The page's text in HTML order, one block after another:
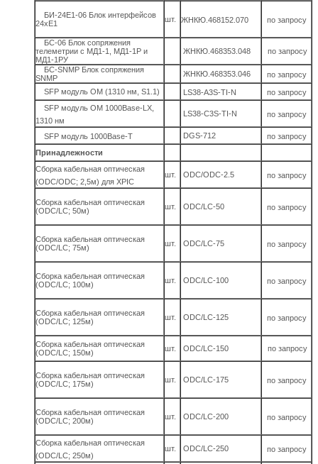
БИ-24Е1-06 Блок интерфейсов
24хЕ1
шт. ЖНКЮ.468152.070 по запросу
БС-06 Блок сопряжения
телеметрии с МД1-1, МД1-1Р и
МД1-1РУ
ЖНКЮ.468353.048 по запросу
БС-SNMP Блок сопряжения
SNMP
ЖНКЮ.468353.046
по запросу
SFP модуль ОМ (1310 нм, S1.1)
LS38-A3S-TI-N
по запросу
SFP модуль ОМ 1000Base-LX,
1310 нм
LS38-C3S-TI-N по запросу
SFP модуль 1000Base-T DGS-712
по запросу
Принадлежности
Сборка кабельная оптическая
(ODC/ODC; 2,5м) для XPIC
шт. ODC/ODC-2.5 по запросу
Сборка кабельная оптическая
(ODC/LC; 50м)
шт. ODC/LC-50 по запросу
Сборка кабельная оптическая
(ODC/LC; 75м)
шт. ODC/LC-75 по запросу
Сборка кабельная оптическая
(ODC/LC; 100м)
шт. ODC/LC-100 по запросу
Сборка кабельная оптическая
(ODC/LC; 125м)
шт. ODC/LC-125 по запросу
Сборка кабельная оптическая
(ODC/LC; 150м)
шт. ODC/LC-150 по запросу
Сборка кабельная оптическая
(ODC/LC; 175м)
шт. ODC/LC-175 по запросу
Сборка кабельная оптическая
(ODC/LC; 200м)
шт. ODC/LC-200 по запросу
Сборка кабельная оптическая
(ODC/LC; 250м)
шт. ODC/LC-250 по запросу